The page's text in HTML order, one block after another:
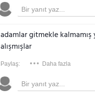
adamlar gitmekle
alışmışlar
Paylaş: Daha fazla